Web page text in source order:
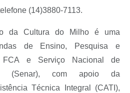
(14)3880-7113.
da Cultura do Milho é uma
de Ensino, Pesquisa e
FCA e Serviço Nacional de
(Senar), com apoio da
Técnica Integral (CATI),